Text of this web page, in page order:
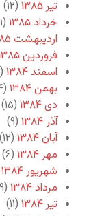
تیر ۱۳۸۵
(۱۲)
خرداد ۱۳۸۵
(۱۱)
اردیبهشت ۱۳۸۵
فروردین ۱۳۸۵
اسفند ۱۳۸۴
(۹)
بهمن ۱۳۸۴
(۱۴)
دی ۱۳۸۴
(۱۵)
آذر ۱۳۸۴
(۹)
آبان ۱۳۸۴
(۱۲)
مهر ۱۳۸۴
(۶)
شهریور ۱۳۸۴
مرداد ۱۳۸۴
(۹)
تیر ۱۳۸۴
(۱۱)